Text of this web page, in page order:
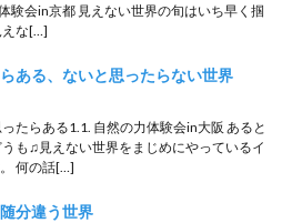
験会in京都 見えない世界の旬はいち早く掴
えな[…]
ある、ないと思ったらない世界
たらある1.1. 自然の力体験会in大阪 あると
も♫見えない世界をまじめにやっているイ
何の話[…]
分違う世界